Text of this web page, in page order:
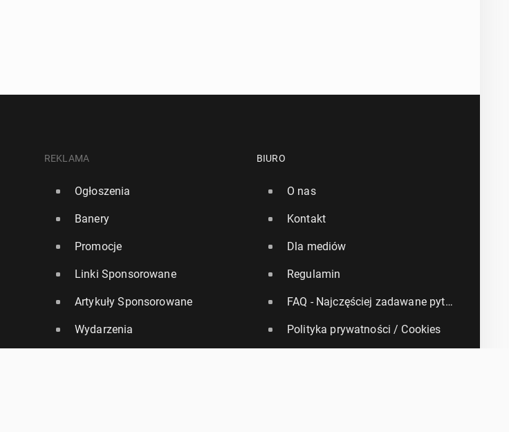
REKLAMA
Ogłoszenia
Banery
Promocje
Linki Sponsorowane
Artykuły Sponsorowane
Wydarzenia
BIURO
O nas
Kontakt
Dla mediów
Regulamin
FAQ - Najczęściej zadawane pytania
Polityka prywatności / Cookies